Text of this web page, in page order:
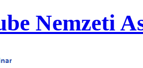
Nemzeti